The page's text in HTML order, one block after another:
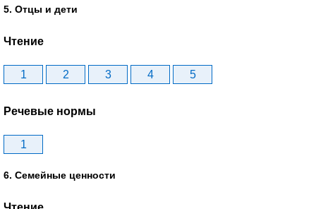
5. Отцы и дети
Чтение
1 2 3 4 5
Речевые нормы
1
6. Семейные ценности